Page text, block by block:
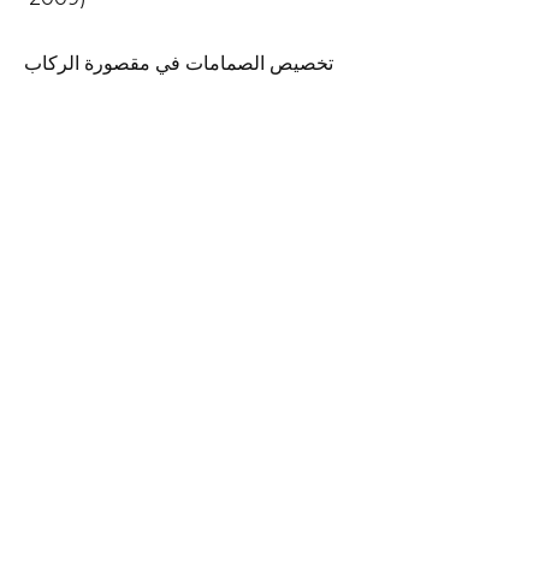
تخصيص الصمامات في مقصورة الركاب